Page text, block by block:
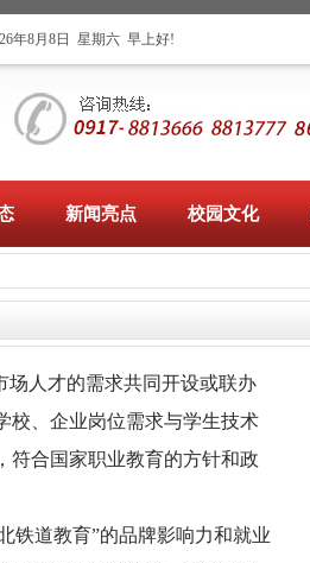
年8月8日 星期六 早上好!
新闻亮点 校园文化
场人才的需求共同开设或联办
校、企业岗位需求与学生技术
符合国家职业教育的方针和政
铁道教育”的品牌影响力和就业